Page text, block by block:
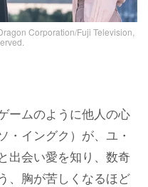
Corporation/Fuji Television,
ームのように他人の心
・イングク）が、ユ・
出会い愛を知り、数奇
、胸が苦しくなるほど